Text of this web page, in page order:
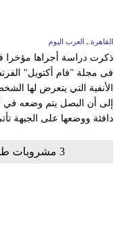
القاهرة ـ العرب اليوم
ذكرت دراسة أجراها مؤخرا
فى مجلة "فام أكتويل"
الأنفية التي يتعرض لها
إلى أن البصل يتم وضعه في
دافئة ووضعها على الجبهة
3 مشروبات طبيعية لحمايتك من الفيروسات